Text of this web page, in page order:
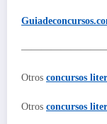
Otros concursos
Otros concursos